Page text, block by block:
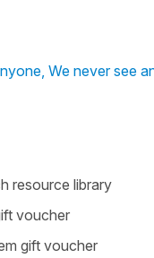
We never see
resource library
voucher
gift voucher